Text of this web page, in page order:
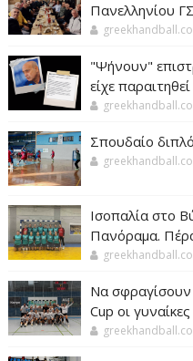
Πανελληνίου
"Ψήνουν"
είχε
Σπουδαίο
Ισοπαλία στο
Πανόραμα.
Να σφραγίσουν
Cup οι